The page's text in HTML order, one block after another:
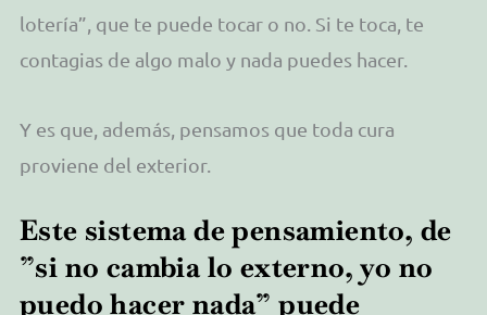
lotería”, que te puede tocar o no. Si te toca, te
contagias de algo malo y nada puedes hacer.
Y es que, además, pensamos que toda cura
proviene del exterior.
Este sistema de pensamiento, de
”si no cambia lo externo, yo no
puedo hacer nada” puede